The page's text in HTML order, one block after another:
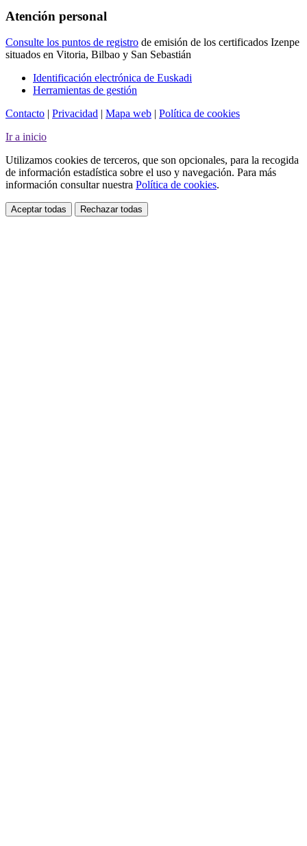
Atención personal
Consulte los puntos de registro de emisión de los certificados Izenpe
situados en Vitoria, Bilbao y San Sebastián
Identificación electrónica de Euskadi
Herramientas de gestión
Contacto | Privacidad | Mapa web | Política de cookies
Ir a inicio
Utilizamos cookies de terceros, que son opcionales, para la recogida
de información estadística sobre el uso y navegación. Para más
información consultar nuestra Política de cookies.
Aceptar todas Rechazar todas